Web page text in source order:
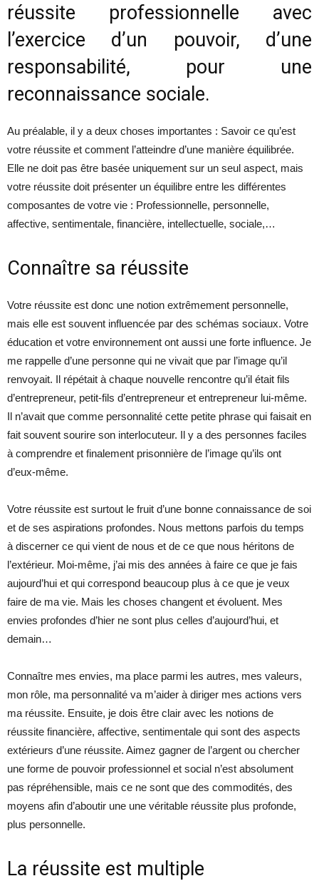
réussite professionnelle avec
l’exercice d’un pouvoir, d’une
responsabilité, pour une
reconnaissance sociale.
Au préalable, il y a deux choses importantes : Savoir ce qu’est
votre réussite et comment l’atteindre d’une manière équilibrée.
Elle ne doit pas être basée uniquement sur un seul aspect, mais
votre réussite doit présenter un équilibre entre les différentes
composantes de votre vie : Professionnelle, personnelle,
affective, sentimentale, financière, intellectuelle, sociale,…
Connaître sa réussite
Votre réussite est donc une notion extrêmement personnelle,
mais elle est souvent influencée par des schémas sociaux. Votre
éducation et votre environnement ont aussi une forte influence. Je
me rappelle d’une personne qui ne vivait que par l’image qu’il
renvoyait. Il répétait à chaque nouvelle rencontre qu’il était fils
d’entrepreneur, petit-fils d’entrepreneur et entrepreneur lui-même.
Il n’avait que comme personnalité cette petite phrase qui faisait en
fait souvent sourire son interlocuteur. Il y a des personnes faciles
à comprendre et finalement prisonnière de l’image qu’ils ont
d’eux-même.
Votre réussite est surtout le fruit d’une bonne connaissance de soi
et de ses aspirations profondes. Nous mettons parfois du temps
à discerner ce qui vient de nous et de ce que nous héritons de
l’extérieur. Moi-même, j’ai mis des années à faire ce que je fais
aujourd’hui et qui correspond beaucoup plus à ce que je veux
faire de ma vie. Mais les choses changent et évoluent. Mes
envies profondes d’hier ne sont plus celles d’aujourd’hui, et
demain…
Connaître mes envies, ma place parmi les autres, mes valeurs,
mon rôle, ma personnalité va m’aider à diriger mes actions vers
ma réussite. Ensuite, je dois être clair avec les notions de
réussite financière, affective, sentimentale qui sont des aspects
extérieurs d’une réussite. Aimez gagner de l’argent ou chercher
une forme de pouvoir professionnel et social n’est absolument
pas répréhensible, mais ce ne sont que des commodités, des
moyens afin d’aboutir une une véritable réussite plus profonde,
plus personnelle.
La réussite est multiple